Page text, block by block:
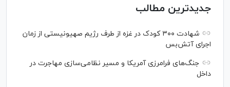
جدیدترین مطالب
شهادت ۳۰۰ کودک در غزه از طرف رژیم صهیونیستی از زمان
اجرای آتش‌بس
جنگ‌های فرامرزی آمریکا و مسیر نظامی‌سازی مهاجرت در
داخل